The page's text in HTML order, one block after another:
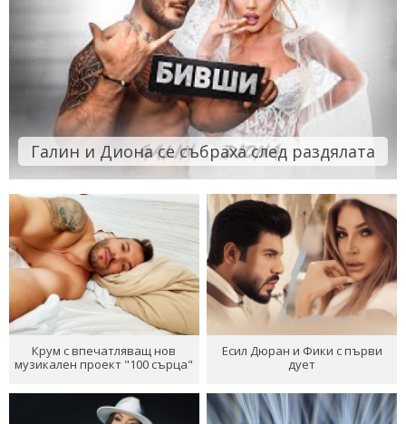
Галин и Диона се събраха след раздялата
Крум с впечатляващ нов
музикален проект "100 сърца"
Есил Дюран и Фики с първи
дует